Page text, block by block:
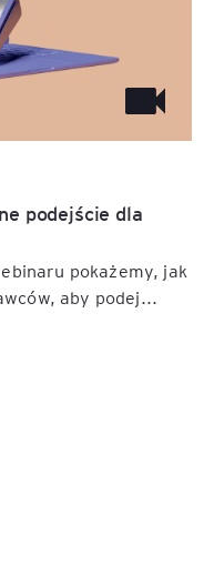
podejście dla
pokażemy, jak
aby podej...